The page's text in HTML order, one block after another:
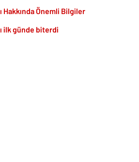
Hakkında Önemli Bilgiler
ilk günde biterdi